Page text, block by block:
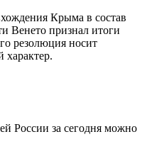
Крыма в состав
Венето признал итоги
резолюция носит
характер.
России за сегодня можно